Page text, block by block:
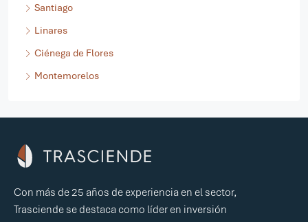
Santiago
Linares
Ciénega de Flores
Montemorelos
Con más de 25 años de experiencia en el sector,
Trasciende se destaca como líder en inversión